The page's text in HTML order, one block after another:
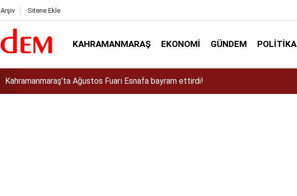
Arşiv Sitene Ekle
KAHRAMANMARAŞ EKONOMI GÜNDEM POLITIKA
Kahramanmaraş’ta Ağustos Fuarı Esnafa bayram ettirdi!